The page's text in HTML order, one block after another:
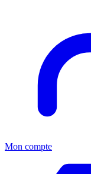
Mon compte